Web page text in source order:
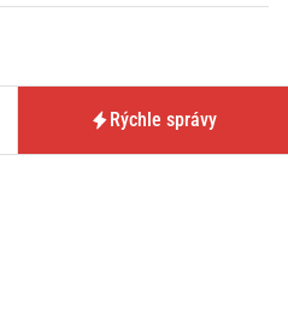
Predplatné časopisu
Rýchle správy